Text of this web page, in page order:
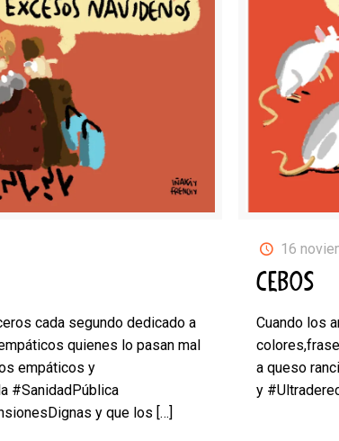
cada segundo dedicado a
quienes lo pasan mal
empáticos y
#SanidadPública
y que los […]
16
CEBOS
Cuando los
a queso
y